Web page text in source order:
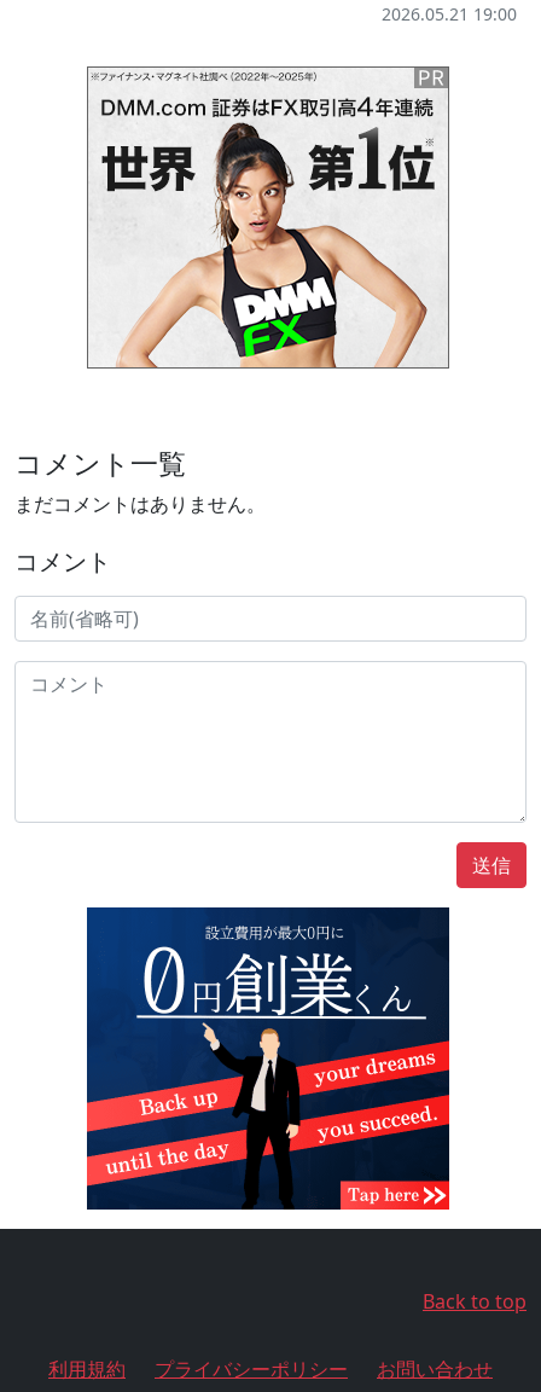
2026.05.21 19:00
コメント一覧
まだコメントはありません。
コメント
送信
Back to top
利用規約 プライバシーポリシー お問い合わせ